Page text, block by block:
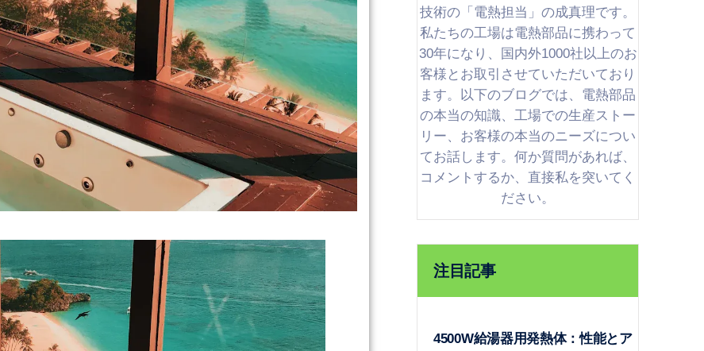
技術の「電熱担当」の成真理です。
私たちの工場は電熱部品に携わって
30年になり、国内外1000社以上のお
客様とお取引させていただいており
ます。以下のブログでは、電熱部品
の本当の知識、工場での生産ストー
リー、お客様の本当のニーズについ
てお話します。何か質問があれば、
コメントするか、直接私を突いてく
ださい。
注目記事
4500W給湯器用発熱体：性能とア